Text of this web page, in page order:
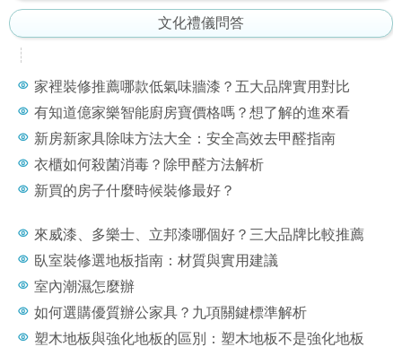
文化禮儀問答
家裡裝修推薦哪款低氣味牆漆？五大品牌實用對比
有知道億家樂智能廚房寶價格嗎？想了解的進來看
新房新家具除味方法大全：安全高效去甲醛指南
衣櫃如何殺菌消毒？除甲醛方法解析
新買的房子什麼時候裝修最好？
來威漆、多樂士、立邦漆哪個好？三大品牌比較推薦
臥室裝修選地板指南：材質與實用建議
室內潮濕怎麼辦
如何選購優質辦公家具？九項關鍵標準解析
塑木地板與強化地板的區別：塑木地板不是強化地板